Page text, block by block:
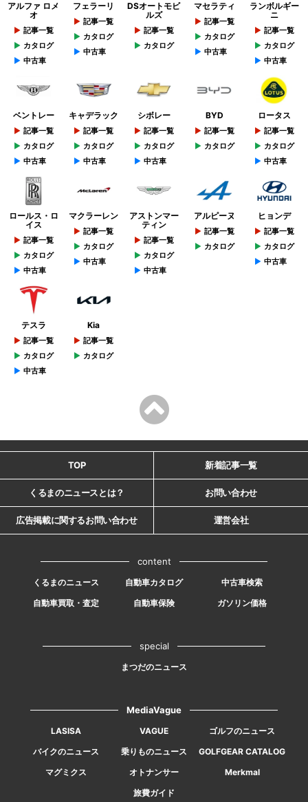
アルファ ロメ
オ
記事一覧
カタログ
中古車
フェラーリ
記事一覧
カタログ
中古車
DSオートモビ
ルズ
記事一覧
カタログ
マセラティ
記事一覧
カタログ
中古車
ランボルギー
ニ
記事一覧
カタログ
中古車
ベントレー
記事一覧
カタログ
中古車
キャデラック
記事一覧
カタログ
中古車
シボレー
記事一覧
カタログ
中古車
BYD
記事一覧
カタログ
ロータス
記事一覧
カタログ
中古車
ロールス・ロ
イス
記事一覧
カタログ
中古車
マクラーレン
記事一覧
カタログ
中古車
アストンマー
ティン
記事一覧
カタログ
中古車
アルピーヌ
記事一覧
カタログ
ヒョンデ
記事一覧
カタログ
中古車
テスラ
記事一覧
カタログ
中古車
Kia
記事一覧
カタログ
TOP 新着記事一覧
くるまのニュースとは？ お問い合わせ
広告掲載に関するお問い合わせ 運営会社
content
くるまのニュース 自動車カタログ
中古車検索
自動車買取・査定
自動車保険 ガソリン価格
special
まつだのニュース
MediaVague
LASISA VAGUE
ゴルフのニュース
バイクのニュース
乗りものニュース
GOLFGEAR CATALOG
マグミクス
オトナンサー
Merkmal
旅費ガイド